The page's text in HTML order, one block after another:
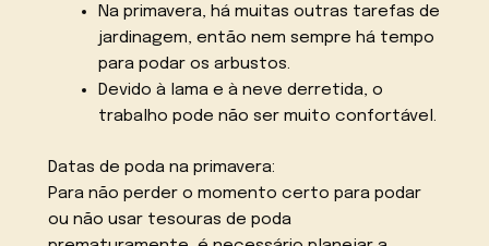
Na primavera, há muitas outras tarefas de
jardinagem, então nem sempre há tempo
para podar os arbustos.
Devido à lama e à neve derretida, o
trabalho pode não ser muito confortável.
Datas de poda na primavera:
Para não perder o momento certo para podar
ou não usar tesouras de poda